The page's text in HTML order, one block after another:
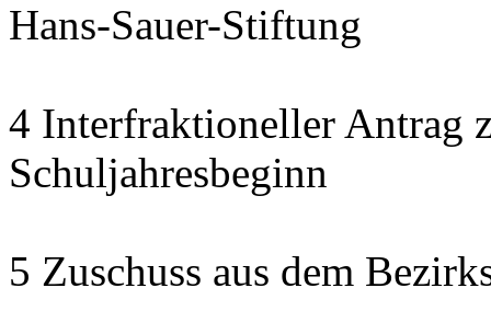
Hans-Sauer-Stiftung
4 Interfraktioneller Antrag
Schuljahresbeginn
5 Zuschuss aus dem